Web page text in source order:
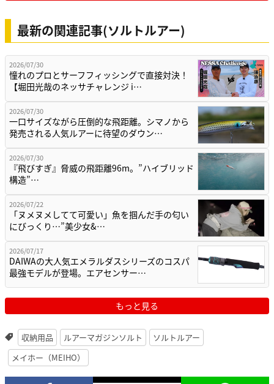
最新の関連記事(ソルトルアー)
2026/07/30
憧れのプロとサーフフィッシングで直接対決！
【堀田光哉のネッサチャレンジ i…
2026/07/30
一口サイズながら圧倒的な飛距離。シマノから
発売される人気ルアーに待望のダウン…
2026/07/30
『飛びすぎ』脅威の飛距離96m。”ハイブリッド
構造”…
2026/07/22
「ヌメヌメしてて可愛い」魚を掴んだ手の匂い
にびっくり…”美少女&…
2026/07/17
DAIWAの大人気エメラルダスシリーズのコスパ
最強モデルが登場。エアセンサー…
もっと見る
収納用品 ルアーマガジンソルト
ソルトルアー
メイホー（MEIHO）